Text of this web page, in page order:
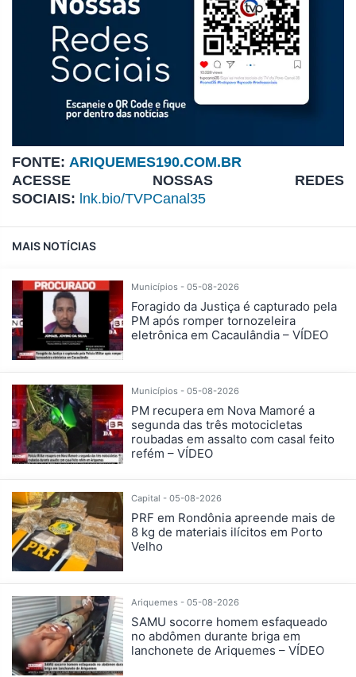
FONTE: ARIQUEMES190.COM.BR
ACESSE NOSSAS REDES
SOCIAIS: lnk.bio/TVPCanal35
MAIS NOTÍCIAS
Municípios - 05-08-2026
Foragido da Justiça é capturado pela
PM após romper tornozeleira
eletrônica em Cacaulândia – VÍDEO
Municípios - 05-08-2026
PM recupera em Nova Mamoré a
segunda das três motocicletas
roubadas em assalto com casal feito
refém – VÍDEO
Capital - 05-08-2026
PRF em Rondônia apreende mais de
8 kg de materiais ilícitos em Porto
Velho
Ariquemes - 05-08-2026
SAMU socorre homem esfaqueado
no abdômen durante briga em
lanchonete de Ariquemes – VÍDEO